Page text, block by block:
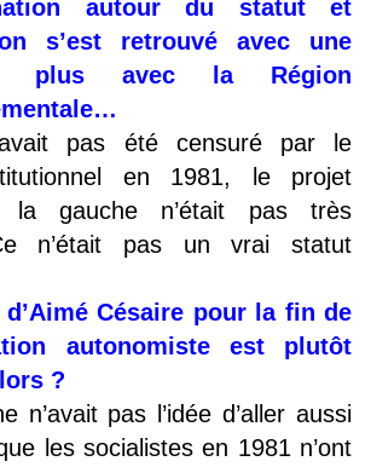
autour du statut et
s’est retrouvé avec une
plus avec la Région
pas été censuré par le
en 1981, le projet
la gauche n’était pas très
n’était pas un vrai statut
Césaire pour la fin de
autonomiste est plutôt
?
n’avait pas l’idée d’aller aussi
les socialistes en 1981 n’ont